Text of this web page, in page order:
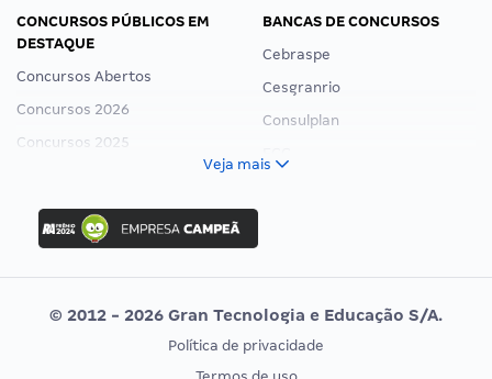
CONCURSOS PÚBLICOS EM
DESTAQUE
Concursos Abertos
Concursos 2026
Concursos 2025
Concurso Ibama
Concurso MPU
Editais publicados
BANCAS DE CONCURSOS
Cebraspe
Cesgranrio
Consulplan
Vunesp
CONCURSOS POR PROFISSÃO EXAME DE ORDEM
Veja mais
© 2012 - 2026 Gran Tecnologia e Educação S/A.
Política de privacidade